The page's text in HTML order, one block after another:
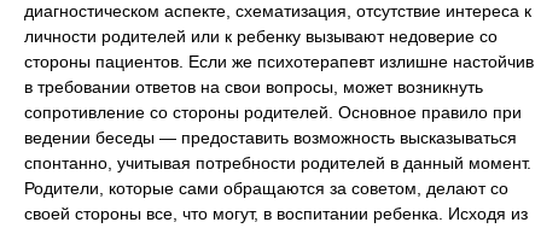
диагностическом аспекте, схематизация, отсутствие интереса к
личности родителей или к ребенку вызывают недоверие со
стороны пациентов. Если же психотерапевт излишне настойчив
в требовании ответов на свои вопросы, может возникнуть
сопротивление со стороны родителей. Основное правило при
ведении беседы — предоставить возможность высказываться
спонтанно, учитывая потребности родителей в данный момент.
Родители, которые сами обращаются за советом, делают со
своей стороны все, что могут, в воспитании ребенка. Исходя из